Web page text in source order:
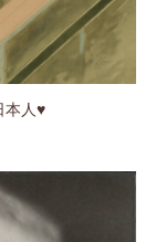
本人♥